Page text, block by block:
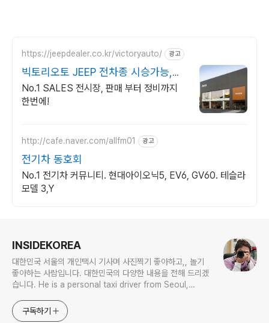
https://jeepdealer.co.kr/victoryauto/ 광고
빅토리오토 JEEP 전차종 시승가능,친
절한 상담
No.1 SALES 전시장, 판매 부터 정비까지
한번에!
http://cafe.naver.com/allfm01 광고
전기차 동호회
No.1 전기차 커뮤니티. 현대아이오닉5, EV6, GV60. 테슬라
모델 3,Y
INSIDEKOREA
대한민국 서울의 개인택시 기사며 사진찍기 좋아하고,, 놀기
좋아하는 사람입니다. 대한민국의 다양한 내용을 전해 드리겠
습니다. He is a personal taxi driver from Seoul,
play. I will give you various contents of Korea.
구독하기